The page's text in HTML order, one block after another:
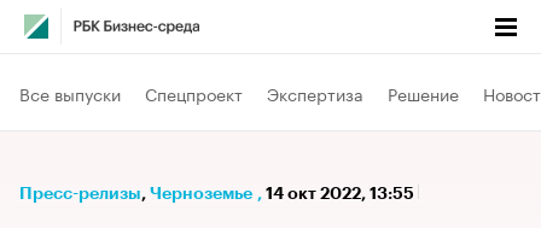
Все выпуски Спецпроект Экспертиза Решение
Пресс-релизы⁠, Черноземье , 14 окт 2022, 13:55